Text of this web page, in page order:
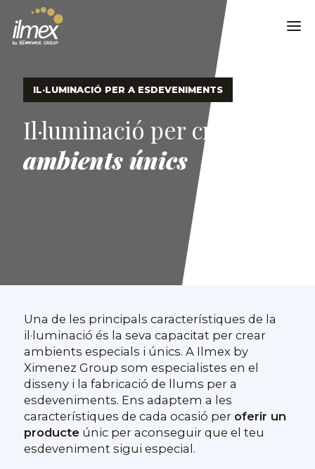
IL·LUMINACIÓ PER A ESDEVENIMENTS
Il·luminació per crear
ambients únics
Una de les principals característiques de la
il·luminació és la seva capacitat per crear
ambients especials i únics. A Ilmex by
Ximenez Group som especialistes en el
disseny i la fabricació de llums per a
esdeveniments. Ens adaptem a les
característiques de cada ocasió per oferir un
producte únic per aconseguir que el teu
esdeveniment sigui especial.